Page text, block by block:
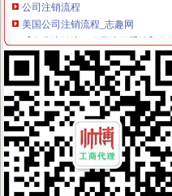
美国公司注销流程_志趣网
【企业注销流程公司注销手续】
进出口申请条件
肇庆进出口申请条件及办理流程需
供应上海公司申请进出口权的条
进出口资质
进出口资质办理_|进出口资质办理
【浦东公司申请进出口资质注册上
自营进出口权
求办理自营进出口权。-会计实务-
企业自营进出口权代理审批—东城